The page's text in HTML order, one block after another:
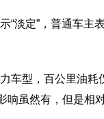
定”，普通车主表
型，百公里油耗
虽然有，但是相